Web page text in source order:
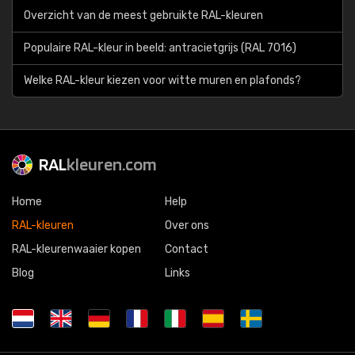
Overzicht van de meest gebruikte RAL-kleuren
Populaire RAL-kleur in beeld: antracietgrijs (RAL 7016)
Welke RAL-kleur kiezen voor witte muren en plafonds?
RALkleuren.com
Home
RAL-kleuren
RAL-kleurenwaaier kopen
Blog
Help
Over ons
Contact
Links